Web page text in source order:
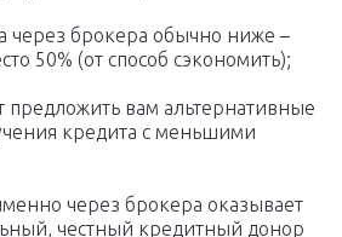
через брокера обычно ниже –
50% (от способ сэкономить);
предложить вам альтернативные
кредита с меньшими
через брокера оказывает
честный кредитный донор